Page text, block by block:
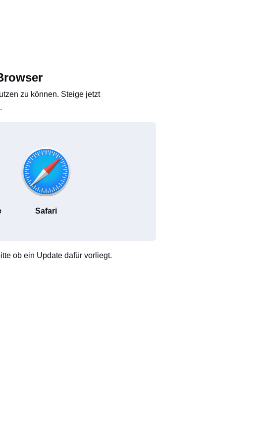
zu können. Steige jetzt
Safari
ob ein Update dafür vorliegt.